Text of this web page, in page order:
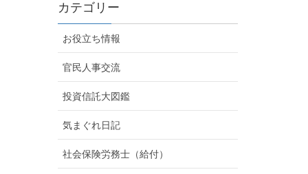
カテゴリー
お役立ち情報
官民人事交流
投資信託大図鑑
気まぐれ日記
社会保険労務士（給付）